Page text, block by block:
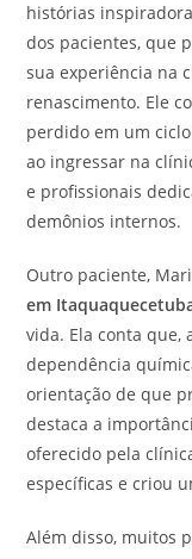
histórias
dos pacientes, que
sua experiência na
renascimento. Ele
perdido em um
ao ingressar na
e profissionais
demônios internos.
Outro paciente,
em
vida. Ela conta que,
dependência
orientação de que
destaca a
oferecido pela
específicas e criou
Além disso, muitos